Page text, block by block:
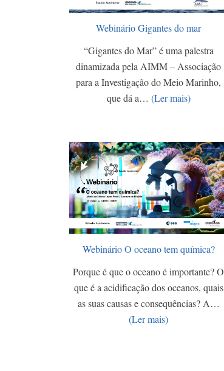
Webinário Gigantes do mar
“Gigantes do Mar” é uma palestra
dinamizada pela AIMM – Associação
para a Investigação do Meio Marinho,
que dá a… (Ler mais)
Webinário O oceano tem química?
Porque é que o oceano é importante? O
que é a acidificação dos oceanos, quais
as suas causas e consequências? A…
(Ler mais)